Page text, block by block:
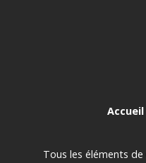
Accueil
Tous les éléments de